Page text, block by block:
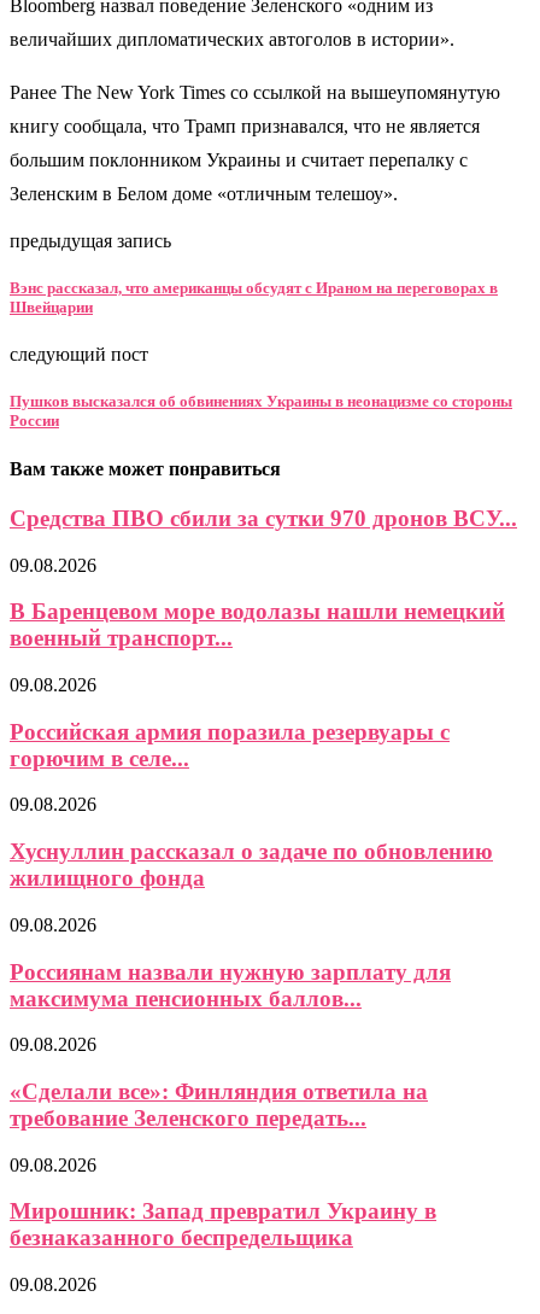
Bloomberg назвал поведение Зеленского «одним из
величайших дипломатических автоголов в истории».
Ранее The New York Times со ссылкой на вышеупомянутую
книгу сообщала, что Трамп признавался, что не является
большим поклонником Украины и считает перепалку с
Зеленским в Белом доме «отличным телешоу».
предыдущая запись
Вэнс рассказал, что американцы обсудят с Ираном на переговорах в
Швейцарии
следующий пост
Пушков высказался об обвинениях Украины в неонацизме со стороны
России
Вам также может понравиться
Средства ПВО сбили за сутки 970 дронов ВСУ...
09.08.2026
В Баренцевом море водолазы нашли немецкий
военный транспорт...
09.08.2026
Российская армия поразила резервуары с
горючим в селе...
09.08.2026
Хуснуллин рассказал о задаче по обновлению
жилищного фонда
09.08.2026
Россиянам назвали нужную зарплату для
максимума пенсионных баллов...
09.08.2026
«Сделали все»: Финляндия ответила на
требование Зеленского передать...
09.08.2026
Мирошник: Запад превратил Украину в
безнаказанного беспредельщика
09.08.2026